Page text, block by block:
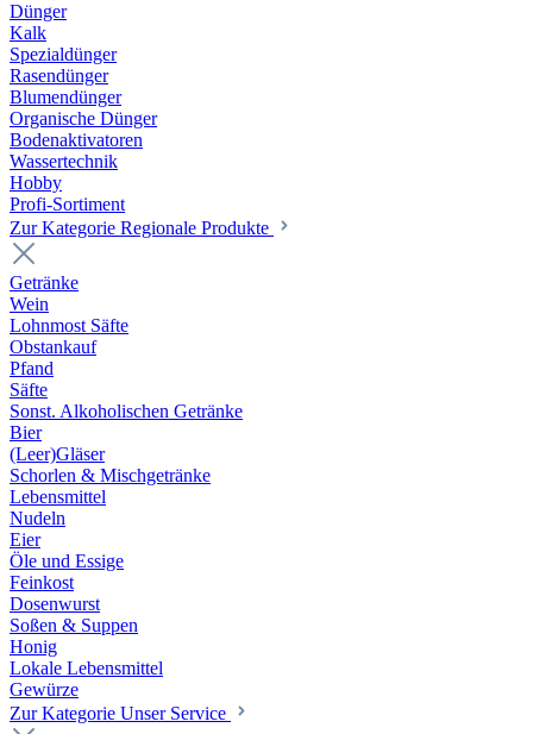
Dünger
Kalk
Spezialdünger
Rasendünger
Blumendünger
Organische Dünger
Bodenaktivatoren
Wassertechnik
Hobby
Profi-Sortiment
Zur Kategorie Regionale Produkte
Getränke
Wein
Lohnmost Säfte
Obstankauf
Pfand
Säfte
Sonst. Alkoholischen Getränke
Bier
(Leer)Gläser
Schorlen & Mischgetränke
Lebensmittel
Nudeln
Eier
Öle und Essige
Feinkost
Dosenwurst
Soßen & Suppen
Honig
Lokale Lebensmittel
Gewürze
Zur Kategorie Unser Service